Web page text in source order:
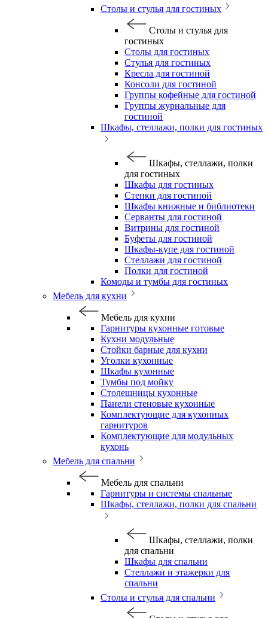
Столы и стулья для гостиных
Столы и стулья для
гостиных
Столы для гостиных
Стулья для гостиных
Кресла для гостиной
Консоли для гостиной
Группы кофейные для гостиной
Группы журнальные для
гостиной
Шкафы, стеллажи, полки для гостиных
Шкафы, стеллажи, полки
для гостиных
Шкафы для гостиных
Стенки для гостиной
Шкафы книжные и библиотеки
Серванты для гостиной
Витрины для гостиной
Буфеты для гостиной
Шкафы-купе для гостиной
Стеллажи для гостиной
Полки для гостиной
Комоды и тумбы для гостиных
Мебель для кухни
Мебель для кухни
Гарнитуры кухонные готовые
Кухни модульные
Стойки барные для кухни
Уголки кухонные
Шкафы кухонные
Тумбы под мойку
Столешницы кухонные
Панели стеновые кухонные
Комплектующие для кухонных
гарнитуров
Комплектующие для модульных
кухонь
Мебель для спальни
Мебель для спальни
Гарнитуры и системы спальные
Шкафы, стеллажи, полки для спальни
Шкафы, стеллажи, полки
для спальни
Шкафы для спальни
Стеллажи и этажерки для
спальни
Столы и стулья для спальни